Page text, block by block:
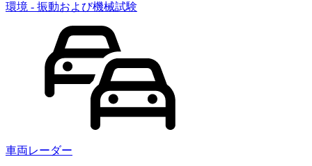
環境 - 振動および機械試験
車両レーダー